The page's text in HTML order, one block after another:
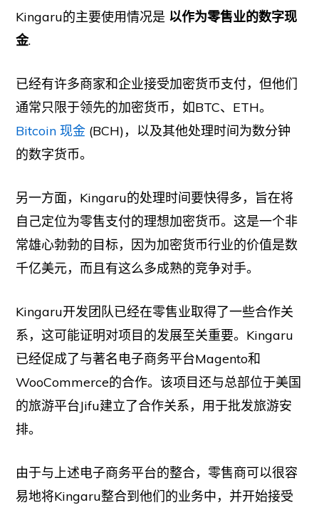
Kingaru的主要使用情况是 以作为零售业的数字现
金.
已经有许多商家和企业接受加密货币支付，但他们
通常只限于领先的加密货币，如BTC、ETH。
Bitcoin 现金 (BCH)，以及其他处理时间为数分钟
的数字货币。
另一方面，Kingaru的处理时间要快得多，旨在将
自己定位为零售支付的理想加密货币。这是一个非
常雄心勃勃的目标，因为加密货币行业的价值是数
千亿美元，而且有这么多成熟的竞争对手。
Kingaru开发团队已经在零售业取得了一些合作关
系，这可能证明对项目的发展至关重要。Kingaru
已经促成了与著名电子商务平台Magento和
WooCommerce的合作。该项目还与总部位于美国
的旅游平台Jifu建立了合作关系，用于批发旅游安
排。
由于与上述电子商务平台的整合，零售商可以很容
易地将Kingaru整合到他们的业务中，并开始接受